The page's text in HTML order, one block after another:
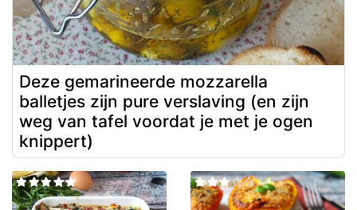
Deze gemarineerde mozzarella
balletjes zijn pure verslaving (en zijn
weg van tafel voordat je met je ogen
knippert)